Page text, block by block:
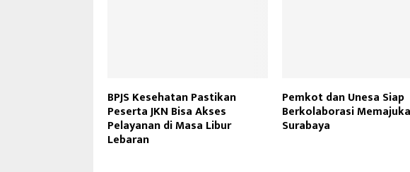
BPJS Kesehatan Pastikan
Peserta JKN Bisa Akses
Pelayanan di Masa Libur
Lebaran
Pemkot dan Unesa Siap
Berkolaborasi
Surabaya